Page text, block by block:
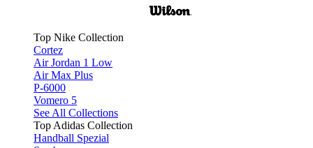
Top Nike Collection
Cortez
Air Jordan 1 Low
Air Max Plus
P-6000
Vomero 5
See All Collections
Top Adidas Collection
Handball Spezial